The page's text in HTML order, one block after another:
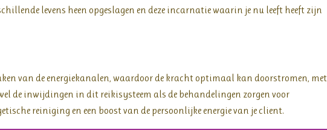
levens heen opgeslagen en deze incarnatie waarin je nu leeft heeft zijn
van de energiekanalen, waardoor de kracht optimaal kan doorstromen, met
de inwijdingen in dit reikisysteem als de behandelingen zorgen voor
reiniging en een boost van de persoonlijke energie van je client.